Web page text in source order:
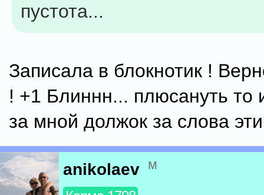
пустота...
Записала в блокнотик !
! +1 Блиннн... плюсануть то
за мной должок за слова
anikolaev м